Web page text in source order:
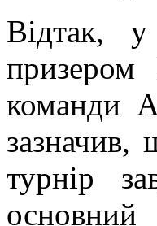
Відтак,
команди
зазначив,
турнір